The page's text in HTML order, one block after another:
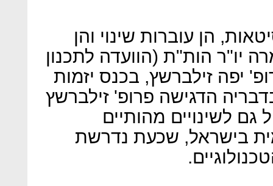
הן עוברות שינוי והן
יו"ר הות"ת (הוועדה לתכנון
יפה זילברשץ, בכנס יזמות
הדגישה פרופ' זילברשץ
גם לשינויים מהותיים
בישראל, שכעת נדרשת